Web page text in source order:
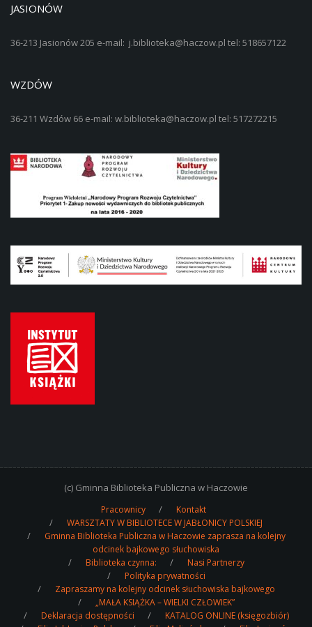
JASIONÓW
36-213 Jasionów 205 e-mail: j.biblioteka@haczow.pl tel: 518657122
WZDÓW
36-211 Wzdów 66 e-mail: w.biblioteka@haczow.pl tel: 517272215
(c) Gminna Biblioteka Publiczna w Haczowie
Pracownicy
Kontakt
WARSZTATY W BIBLIOTECE W JABŁONICY POLSKIEJ
Gminna Biblioteka Publiczna w Haczowie zaprasza na kolejny
odcinek bajkowego słuchowiska
Biblioteka czynna:
Nasi Partnerzy
Polityka prywatności
Zapraszamy na kolejny odcinek słuchowiska bajkowego
„MAŁA KSIĄŻKA – WIELKI CZŁOWIEK”
Deklaracja dostępności
KATALOG ONLINE (księgozbiór)